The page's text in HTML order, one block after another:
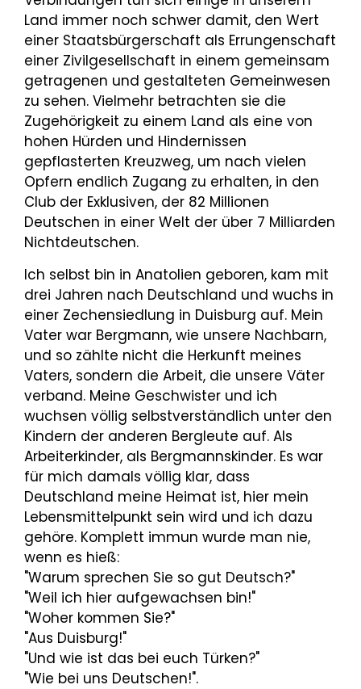
Land immer noch schwer damit, den Wert
einer Staatsbürgerschaft als Errungenschaft
einer Zivilgesellschaft in einem gemeinsam
getragenen und gestalteten Gemeinwesen
zu sehen. Vielmehr betrachten sie die
Zugehörigkeit zu einem Land als eine von
hohen Hürden und Hindernissen
gepflasterten Kreuzweg, um nach vielen
Opfern endlich Zugang zu erhalten, in den
Club der Exklusiven, der 82 Millionen
Deutschen in einer Welt der über 7 Milliarden
Nichtdeutschen.
Ich selbst bin in Anatolien geboren, kam mit
drei Jahren nach Deutschland und wuchs in
einer Zechensiedlung in Duisburg auf. Mein
Vater war Bergmann, wie unsere Nachbarn,
und so zählte nicht die Herkunft meines
Vaters, sondern die Arbeit, die unsere Väter
verband. Meine Geschwister und ich
wuchsen völlig selbstverständlich unter den
Kindern der anderen Bergleute auf. Als
Arbeiterkinder, als Bergmannskinder. Es war
für mich damals völlig klar, dass
Deutschland meine Heimat ist, hier mein
Lebensmittelpunkt sein wird und ich dazu
gehöre. Komplett immun wurde man nie,
wenn es hieß:
"Warum sprechen Sie so gut Deutsch?"
"Weil ich hier aufgewachsen bin!"
"Woher kommen Sie?"
"Aus Duisburg!"
"Und wie ist das bei euch Türken?"
"Wie bei uns Deutschen!".